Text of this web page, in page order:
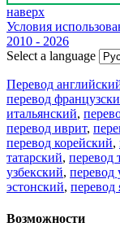
наверх
Условия
2010 - 2026
Select a language
Перевод
перевод
итальянский,
перевод иврит,
перевод корейский,
татарский, перевод
узбекский, перевод
эстонский, перевод
Возможности